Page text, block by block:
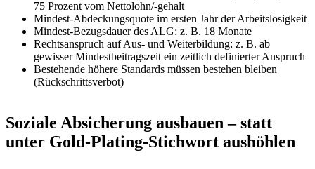
75 Prozent vom Nettolohn/-gehalt
Mindest-Abdeckungsquote im ersten Jahr der Arbeitslosigkeit
Mindest-Bezugsdauer des ALG: z. B. 18 Monate
Rechtsanspruch auf Aus- und Weiterbildung: z. B. ab
gewisser Mindestbeitragszeit ein zeitlich definierter Anspruch
Bestehende höhere Standards müssen bestehen bleiben
(Rückschrittsverbot)
Soziale Absicherung ausbauen – statt
unter Gold-Plating-Stichwort aushöhlen